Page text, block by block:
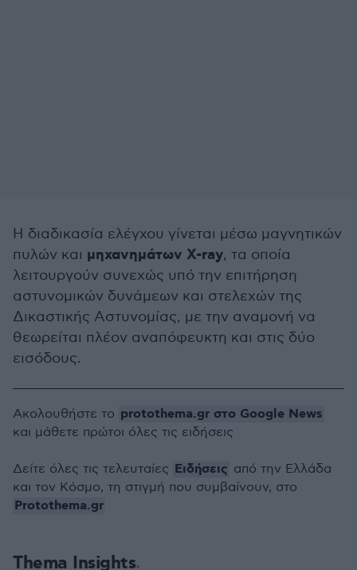
Η διαδικασία ελέγχου γίνεται μέσω μαγνητικών
πυλών και μηχανημάτων X-ray, τα οποία
λειτουργούν συνεχώς υπό την επιτήρηση
αστυνομικών δυνάμεων και στελεχών της
Δικαστικής Αστυνομίας, με την αναμονή να
θεωρείται πλέον αναπόφευκτη και στις δύο
εισόδους.
Thema Insights
Ακολουθήστε το protothema.gr στο Google News
και μάθετε πρώτοι όλες τις ειδήσεις
Δείτε όλες τις τελευταίες Ειδήσεις από την Ελλάδα
και τον Κόσμο, τη στιγμή που συμβαίνουν, στο
Protothema.gr